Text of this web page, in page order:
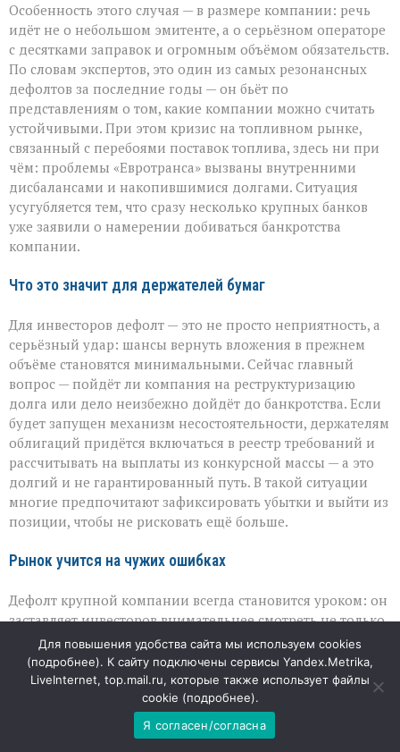
Особенность этого случая — в размере компании: речь
идёт не о небольшом эмитенте, а о серьёзном операторе
с десятками заправок и огромным объёмом обязательств.
По словам экспертов, это один из самых резонансных
дефолтов за последние годы — он бьёт по
представлениям о том, какие компании можно считать
устойчивыми. При этом кризис на топливном рынке,
связанный с перебоями поставок топлива, здесь ни при
чём: проблемы «Евротранса» вызваны внутренними
дисбалансами и накопившимися долгами. Ситуация
усугубляется тем, что сразу несколько крупных банков
уже заявили о намерении добиваться банкротства
компании.
Что это значит для держателей бумаг
Для инвесторов дефолт — это не просто неприятность, а
серьёзный удар: шансы вернуть вложения в прежнем
объёме становятся минимальными. Сейчас главный
вопрос — пойдёт ли компания на реструктуризацию
долга или дело неизбежно дойдёт до банкротства. Если
будет запущен механизм несостоятельности, держателям
облигаций придётся включаться в реестр требований и
рассчитывать на выплаты из конкурсной массы — а это
долгий и не гарантированный путь. В такой ситуации
многие предпочитают зафиксировать убытки и выйти из
позиции, чтобы не рисковать ещё больше.
Рынок учится на чужих ошибках
Дефолт крупной компании всегда становится уроком: он
заставляет инвесторов внимательнее смотреть не только
на выручку и рост, но и на долговую нагрузку, реальную
ликвидность и судебные риски. История «Евротранса»
показывает, что высокие обороты не гарантируют
устойчивости, а рейтинги могут устареть раньше, чем
появятся первые тревожные сигналы. Для рынка это
повод пересмотреть привычные критерии надёжности и
Для повышения удобства сайта мы используем cookies
(подробнее). К сайту подключены сервисы Yandex.Metrika,
LiveInternet, top.mail.ru, которые также использует файлы
cookie (подробнее).
Я согласен/согласна